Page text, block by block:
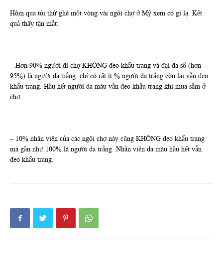
Hôm qua tôi thử ghé một vòng vài ngôi chợ ở Mỹ xem có gì lạ. Kết
quả thấy tận mắt:
– Hơn 90% người đi chợ KHÔNG đeo khẩu trang và đại đa số (hơn
95%) là người da trắng; chỉ có rất ít % người da trắng còn lại vẫn đeo
khẩu trang. Hầu hết người da màu vẫn đeo khẩu trang khi mua sắm ở
chợ.
– 10% nhân viên của các ngôi chợ này cũng KHÔNG đeo khẩu trang
mà gần như 100% là người da trắng. Nhân viên da màu hầu hết vẫn
đeo khẩu trang.